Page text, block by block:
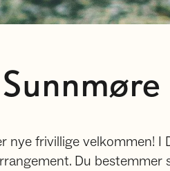
nye frivillige velkommen! I
Du bestemmer